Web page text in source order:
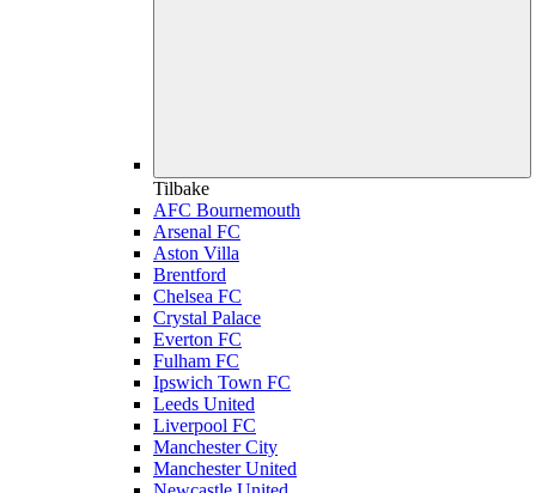
Tilbake
AFC Bournemouth
Arsenal FC
Aston Villa
Brentford
Chelsea FC
Crystal Palace
Everton FC
Fulham FC
Ipswich Town FC
Leeds United
Liverpool FC
Manchester City
Manchester United